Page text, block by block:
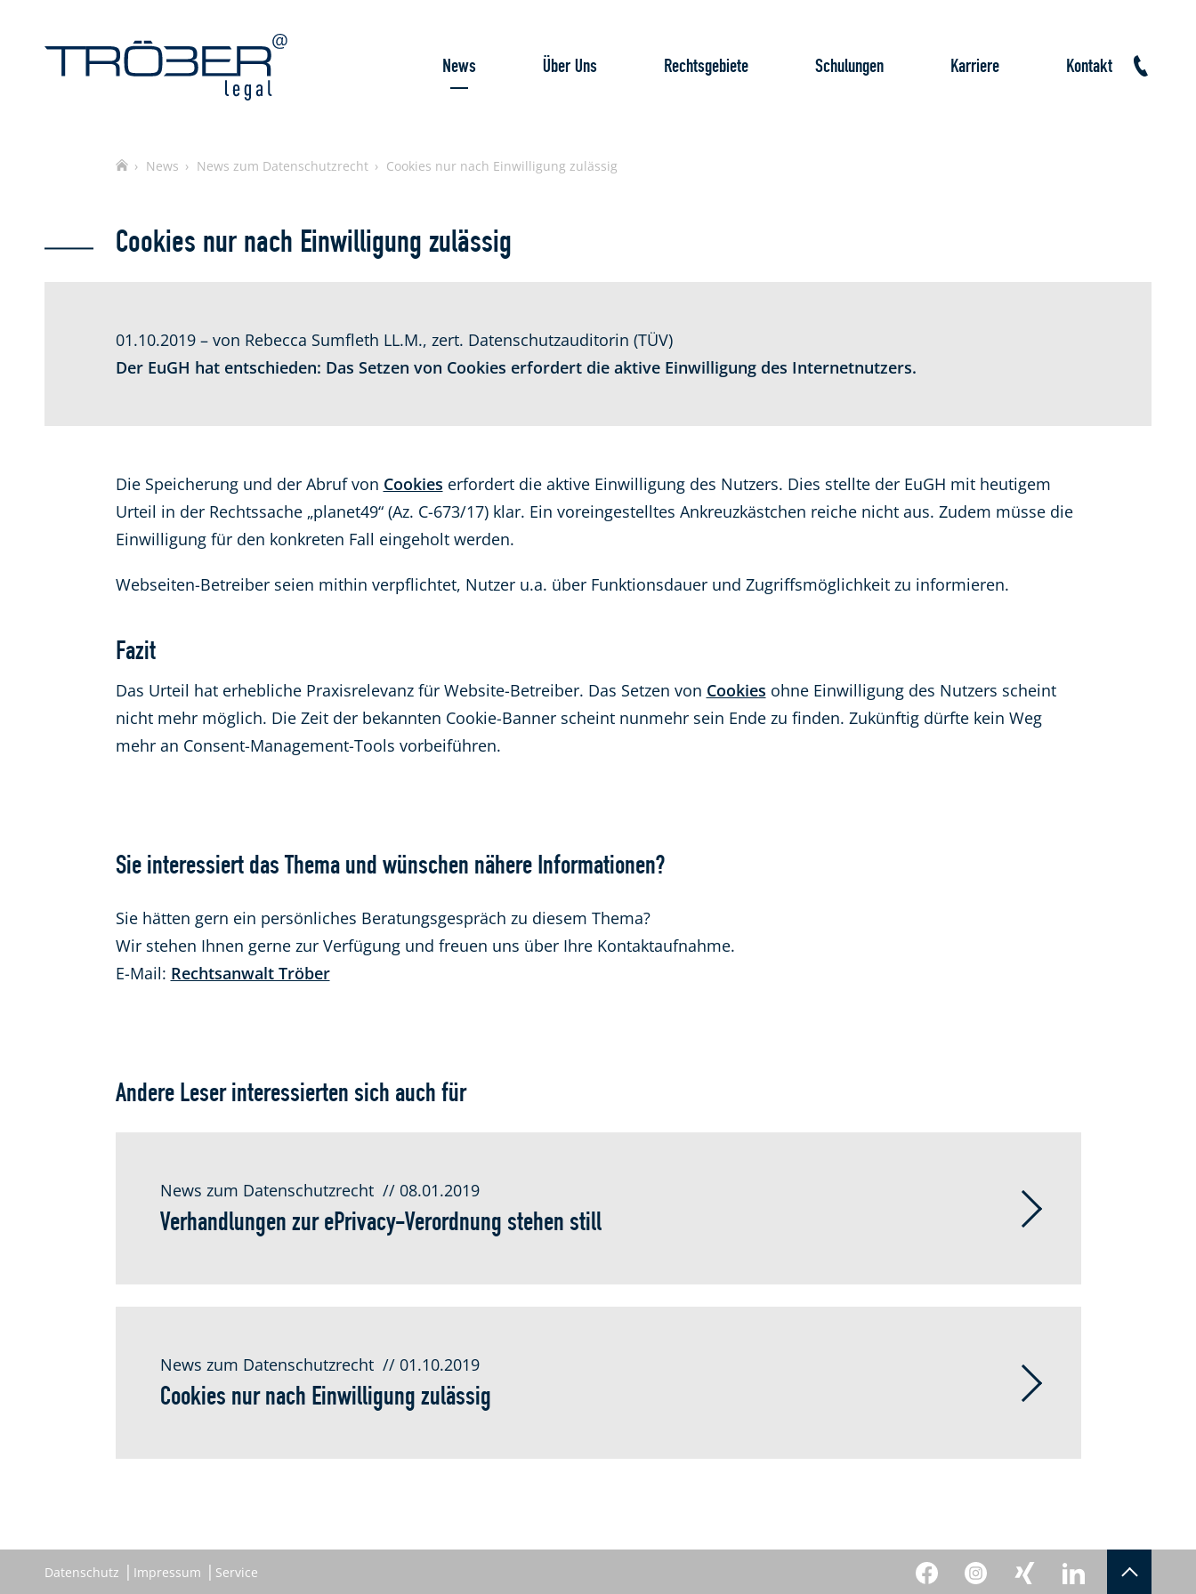
News Über Uns Rechtsgebiete Schulungen Karriere Kontakt
HomeNews News zum Datenschutzrecht Cookies nur nach Einwilligung zulässig
Cookies nur nach Einwilligung zulässig
01.10.2019 – von Rebecca Sumfleth LL.M., zert. Datenschutzauditorin (TÜV)
Der EuGH hat entschieden: Das Setzen von Cookies erfordert die aktive Einwilligung des Internetnutzers.
Die Speicherung und der Abruf von Cookies erfordert die aktive Einwilligung des Nutzers. Dies stellte der EuGH mit heutigem
Urteil in der Rechtssache „planet49“ (Az. C-673/17) klar. Ein voreingestelltes Ankreuzkästchen reiche nicht aus. Zudem müsse die
Einwilligung für den konkreten Fall eingeholt werden.
Webseiten-Betreiber seien mithin verpflichtet, Nutzer u.a. über Funktionsdauer und Zugriffsmöglichkeit zu informieren.
Fazit
Das Urteil hat erhebliche Praxisrelevanz für Website-Betreiber. Das Setzen von Cookies ohne Einwilligung des Nutzers scheint
nicht mehr möglich. Die Zeit der bekannten Cookie-Banner scheint nunmehr sein Ende zu finden. Zukünftig dürfte kein Weg
mehr an Consent-Management-Tools vorbeiführen.
Sie interessiert das Thema und wünschen nähere Informationen?
Sie hätten gern ein persönliches Beratungsgespräch zu diesem Thema?
Wir stehen Ihnen gerne zur Verfügung und freuen uns über Ihre Kontaktaufnahme.
E-Mail: Rechtsanwalt Tröber
Andere Leser interessierten sich auch für
News zum Datenschutzrecht // 08.01.2019
Verhandlungen zur ePrivacy-Verordnung stehen still
News zum Datenschutzrecht // 01.10.2019
Cookies nur nach Einwilligung zulässig
Datenschutz Impressum Service